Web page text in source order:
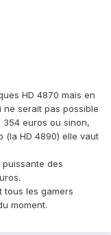
HD 4870 mais en
serait pas possible
euros ou sinon,
(la HD 4890) elle vaut
des
tous les gamers
moment.